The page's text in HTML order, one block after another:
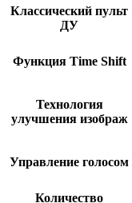
Классический пульт
ДУ
Функция Time Shift
Технология
улучшения изображ
Управление голосом
Количество